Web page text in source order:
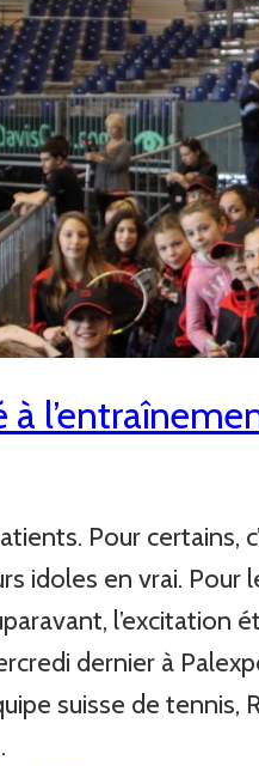
à
Pour certains,
idoles en vrai. Pour
l’excitation
dernier à
suisse de tennis,